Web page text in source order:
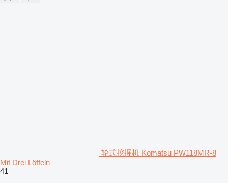
轮式挖掘机 Komatsu PW118MR-8
Mit Drei Löffeln
41